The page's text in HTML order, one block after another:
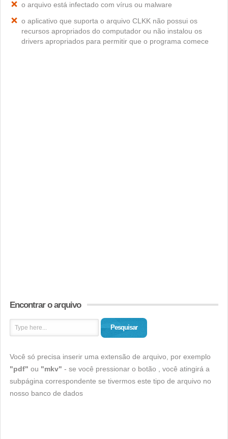
o arquivo está infectado com vírus ou malware
o aplicativo que suporta o arquivo CLKK não possui os
recursos apropriados do computador ou não instalou os
drivers apropriados para permitir que o programa comece
Encontrar o arquivo
Pesquisar
Você só precisa inserir uma extensão de arquivo, por exemplo
"pdf" ou "mkv" - se você pressionar o botão , você atingirá a
subpágina correspondente se tivermos este tipo de arquivo no
nosso banco de dados